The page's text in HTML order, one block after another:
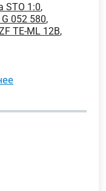
STO 1:0,
G 052 580,
TE-ML 12B,